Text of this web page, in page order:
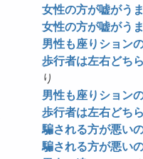
女性の方が嘘がう
女性の方が嘘がう
男性も座りション
歩行者は左右どち
り
男性も座りション
歩行者は左右どち
騙される方が悪い
騙される方が悪い